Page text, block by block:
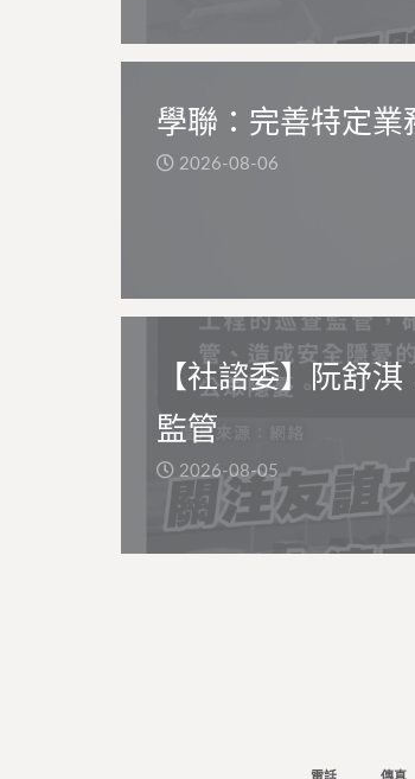
學聯：完善特定業
2026-08-06
【社諮委】阮舒
監管
2026-08-05